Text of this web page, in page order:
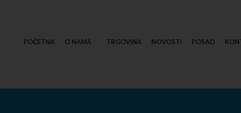
POČETNA O NAMA TRGOVINA NOVOSTI POSAO